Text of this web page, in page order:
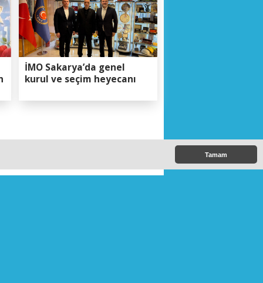
Tamam
İMO Sakarya’da genel
kurul ve seçim heyecanı
vefa